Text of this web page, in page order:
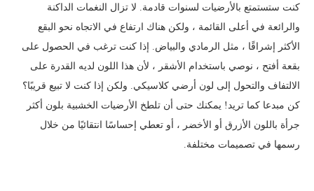
كنت ستستمتع بالأرضيات لسنوات قادمة. لا تزال النغمات الداكنة
والرائعة في أعلى القائمة ، ولكن هناك ارتفاع في الاتجاه نحو البقع
الأكثر إشراقًا ، مثل الرمادي والبياض. إذا كنت ترغب في الحصول على
بقعة أفتح ، نوصي باستخدام الأشقر ، لأن هذا اللون لديه القدرة على
الالتفاف والتحول إلى لون أرضي كلاسيكي. ولكن إذا كنت لا تبيع قريبًا؟
كن مبدعا كما تريد! يمكنك حتى أن تلطخ الأرضيات الخشبية بلون أكثر
جرأة باللون الأزرق أو الأخضر ، أو تعطي إحساسًا انتقائيًا من خلال
رسمها في تصميمات مختلفة.